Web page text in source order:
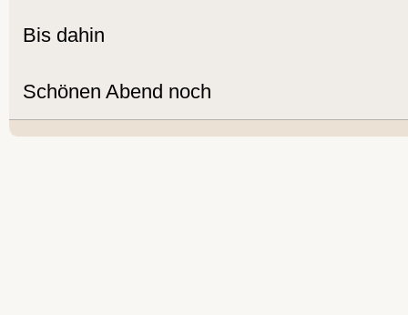
Bis dahin
Schönen Abend noch